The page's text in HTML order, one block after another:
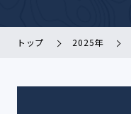
トップ 2025年